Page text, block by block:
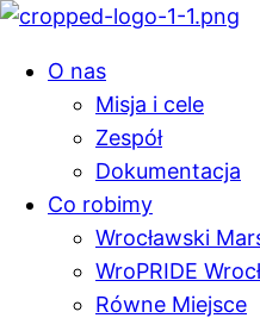
O nas
Misja i cele
Zespół
Dokumentacja
Co robimy
Wrocławski
WroPRIDE
Równe Miejsce